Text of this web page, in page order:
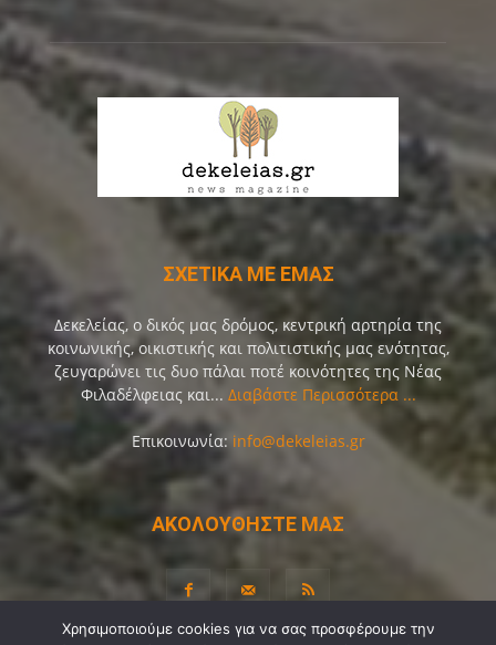
ΣΧΕΤΙΚΑ ΜΕ ΕΜΑΣ
Δεκελείας, ο δικός μας δρόμος, κεντρική αρτηρία της
κοινωνικής, οικιστικής και πολιτιστικής μας ενότητας,
ζευγαρώνει τις δυο πάλαι ποτέ κοινότητες της Νέας
Φιλαδέλφειας και... Διαβάστε Περισσότερα ...
Επικοινωνία: info@dekeleias.gr
ΑΚΟΛΟΥΘΗΣΤΕ ΜΑΣ
Χρησιμοποιούμε cookies για να σας προσφέρουμε την